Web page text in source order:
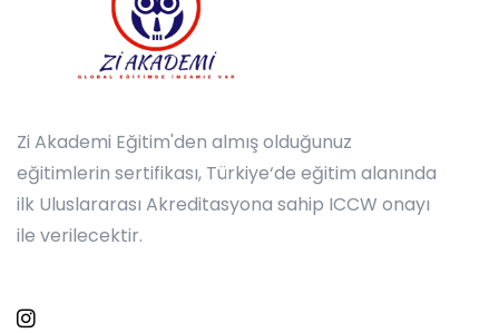
Zi Akademi Eğitim'den almış olduğunuz
eğitimlerin sertifikası, Türkiye‘de eğitim alanında
ilk Uluslararası Akreditasyona sahip ICCW onayı
ile verilecektir.